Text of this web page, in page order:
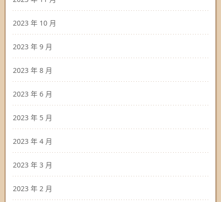
2023 年 10 月
2023 年 9 月
2023 年 8 月
2023 年 6 月
2023 年 5 月
2023 年 4 月
2023 年 3 月
2023 年 2 月